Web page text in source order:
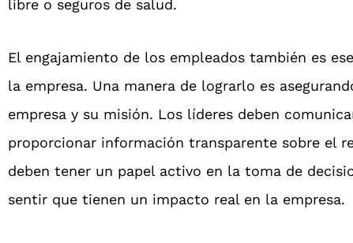
libre o seguros de salud.
El engajamiento de los empleados también es
la empresa. Una manera de lograrlo es
empresa y su misión. Los líderes deben
proporcionar información transparente sobre el
deben tener un papel activo en la toma de
sentir que tienen un impacto real en la empresa.